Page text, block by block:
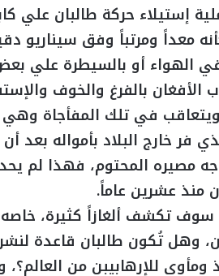
إستيلاء حركة طالبان علي
معداً ومرتباً وفق سيناريو
الهواء أو بالسيطرة علي
الأفغان بالفرغ والخوف
ويتعاقب في تلك المفأجاة
فر خارج البلاد بأمواله بعد
مصيره المحتوم، فهذا لم
منذ عشرين عاماً.
سوف تكشف ألغازاً كثيرة،
وهل تُكون طالبان قاعدة
للإرهابيبن من